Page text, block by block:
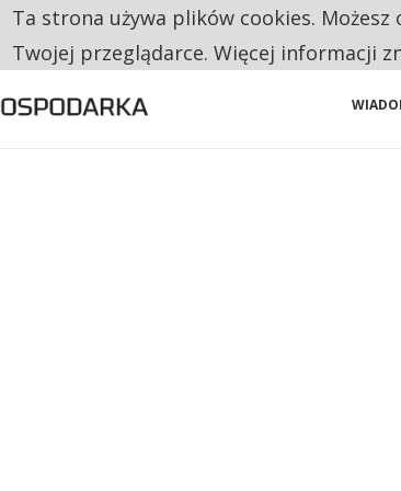
TRZECH NA CZTERECH PONOWNIE ZAŁOŻYŁOBY
Ta strona używa plików cookies.
Twojej przeglądarce. Więcej informacji